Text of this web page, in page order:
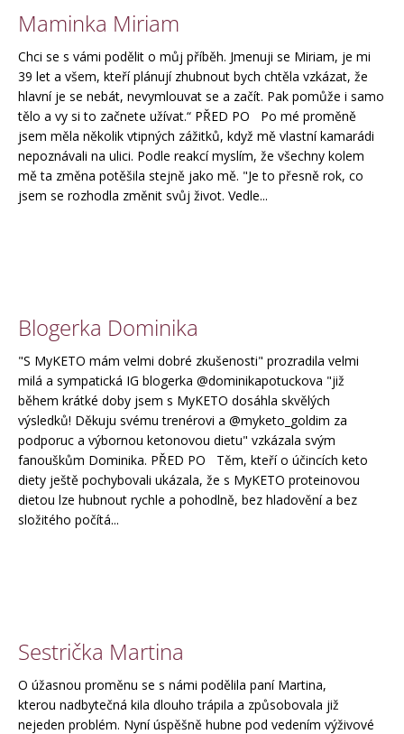
Maminka Miriam
Chci se s vámi podělit o můj příběh. Jmenuji se Miriam, je mi
39 let a všem, kteří plánují zhubnout bych chtěla vzkázat, že
hlavní je se nebát, nevymlouvat se a začít. Pak pomůže i samo
tělo a vy si to začnete užívat.“ PŘED PO Po mé proměně
jsem měla několik vtipných zážitků, když mě vlastní kamarádi
nepoznávali na ulici. Podle reakcí myslím, že všechny kolem
mě ta změna potěšila stejně jako mě. "Je to přesně rok, co
jsem se rozhodla změnit svůj život. Vedle...
Blogerka Dominika
"S MyKETO mám velmi dobré zkušenosti" prozradila velmi
milá a sympatická IG blogerka @dominikapotuckova "již
během krátké doby jsem s MyKETO dosáhla skvělých
výsledků! Děkuju svému trenérovi a @myketo_goldim za
podporuc a výbornou ketonovou dietu" vzkázala svým
fanouškům Dominika. PŘED PO Těm, kteří o účincích keto
diety ještě pochybovali ukázala, že s MyKETO proteinovou
dietou lze hubnout rychle a pohodlně, bez hladovění a bez
složitého počítá...
Sestrička Martina
O úžasnou proměnu se s námi podělila paní Martina,
kterou nadbytečná kila dlouho trápila a způsobovala již
nejeden problém. Nyní úspěšně hubne pod vedením výživové